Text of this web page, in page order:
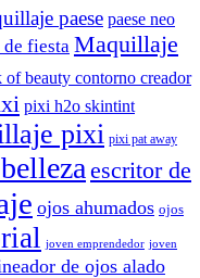
paese paese neo
fiesta Maquillaje
beauty contorno creador
pixi h2o skintint
pixi pixi pat away
escritor de
ojos ahumados ojos
joven emprendedor joven
de ojos alado